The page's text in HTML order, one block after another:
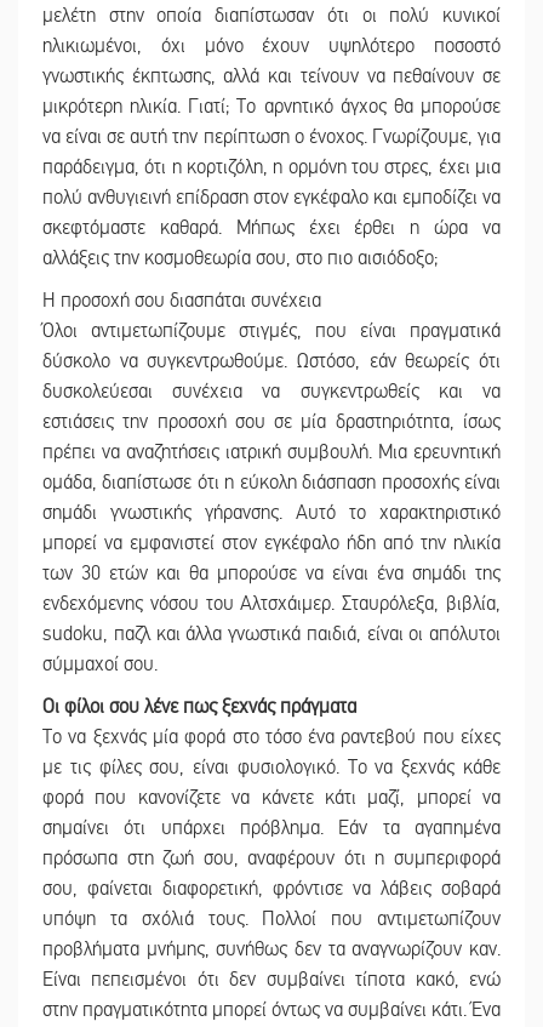
μελέτη στην οποία διαπίστωσαν ότι οι πολύ κυνικοί
ηλικιωμένοι, όχι μόνο έχουν υψηλότερο ποσοστό
γνωστικής έκπτωσης, αλλά και τείνουν να πεθαίνουν σε
μικρότερη ηλικία. Γιατί; Το αρνητικό άγχος θα μπορούσε
να είναι σε αυτή την περίπτωση ο ένοχος. Γνωρίζουμε, για
παράδειγμα, ότι η κορτιζόλη, η ορμόνη του στρες, έχει μια
πολύ ανθυγιεινή επίδραση στον εγκέφαλο και εμποδίζει να
σκεφτόμαστε καθαρά. Μήπως έχει έρθει η ώρα να
αλλάξεις την κοσμοθεωρία σου, στο πιο αισιόδοξο;
Η προσοχή σου διασπάται συνέχεια
Όλοι αντιμετωπίζουμε στιγμές, που είναι πραγματικά
δύσκολο να συγκεντρωθούμε. Ωστόσο, εάν θεωρείς ότι
δυσκολεύεσαι συνέχεια να συγκεντρωθείς και να
εστιάσεις την προσοχή σου σε μία δραστηριότητα, ίσως
πρέπει να αναζητήσεις ιατρική συμβουλή. Μια ερευνητική
ομάδα, διαπίστωσε ότι η εύκολη διάσπαση προσοχής είναι
σημάδι γνωστικής γήρανσης. Αυτό το χαρακτηριστικό
μπορεί να εμφανιστεί στον εγκέφαλο ήδη από την ηλικία
των 30 ετών και θα μπορούσε να είναι ένα σημάδι της
ενδεχόμενης νόσου του Αλτσχάιμερ. Σταυρόλεξα, βιβλία,
sudoku, παζλ και άλλα γνωστικά παιδιά, είναι οι απόλυτοι
σύμμαχοί σου.
Οι φίλοι σου λένε πως ξεχνάς πράγματα
Το να ξεχνάς μία φορά στο τόσο ένα ραντεβού που είχες
με τις φίλες σου, είναι φυσιολογικό. Το να ξεχνάς κάθε
φορά που κανονίζετε να κάνετε κάτι μαζί, μπορεί να
σημαίνει ότι υπάρχει πρόβλημα. Εάν τα αγαπημένα
πρόσωπα στη ζωή σου, αναφέρουν ότι η συμπεριφορά
σου, φαίνεται διαφορετική, φρόντισε να λάβεις σοβαρά
υπόψη τα σχόλιά τους. Πολλοί που αντιμετωπίζουν
προβλήματα μνήμης, συνήθως δεν τα αναγνωρίζουν καν.
Είναι πεπεισμένοι ότι δεν συμβαίνει τίποτα κακό, ενώ
στην πραγματικότητα μπορεί όντως να συμβαίνει κάτι. Ένα